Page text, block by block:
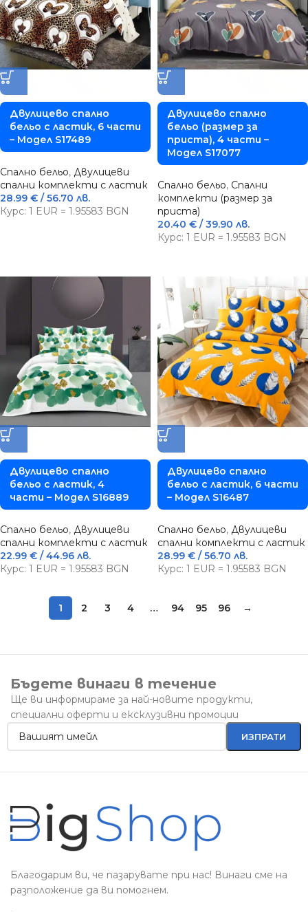
Двулицево спално
бельо с ластик, 6 части
– Модел S17489
Спално бельо, Двулицеви
спални комплекти с ластик
28.99 € / 56.70 лв.
Курс: 1 EUR = 1.95583 BGN
Двулицево спално
бельо (размер за
приста), 4 части –
Модел S17077
Спално бельо, Спални
комплекти (размер за
приста)
20.40 € / 39.90 лв.
Курс: 1 EUR = 1.95583 BGN
Двулицево спално
бельо с ластик, 4
части – Модел S16889
Спално бельо, Двулицеви
спални комплекти с ластик
22.99 € / 44.96 лв.
Курс: 1 EUR = 1.95583 BGN
Двулицево спално
бельо с ластик, 6 части
– Модел S16487
Спално бельо, Двулицеви
спални комплекти с ластик
28.99 € / 56.70 лв.
Курс: 1 EUR = 1.95583 BGN
1 2 3 4 … 94 95 96 →
Бъдете винаги в течение
Ще ви информираме за най-новите продукти,
специални оферти и ексклузивни промоции
Благодарим ви, че пазарувате при нас! Винаги сме на
разположение да ви помогнем.